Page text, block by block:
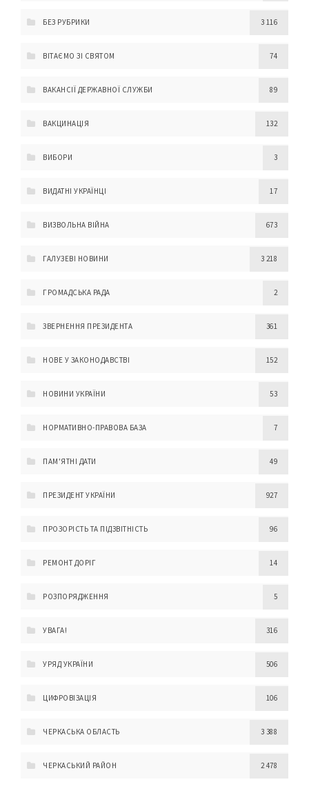
БЕЗ РУБРИКИ 3 116
ВІТАЄМО ЗІ СВЯТОМ 74
ВАКАНСІЇ ДЕРЖАВНОЇ СЛУЖБИ 89
ВАКЦИНАЦІЯ 132
ВИБОРИ 3
ВИДАТНІ УКРАЇНЦІ 17
ВИЗВОЛЬНА ВІЙНА 673
ГАЛУЗЕВІ НОВИНИ 3 218
ГРОМАДСЬКА РАДА 2
ЗВЕРНЕННЯ ПРЕЗИДЕНТА 361
НОВЕ У ЗАКОНОДАВСТВІ 152
НОВИНИ УКРАЇНИ 53
НОРМАТИВНО-ПРАВОВА БАЗА 7
ПАМ'ЯТНІ ДАТИ 49
ПРЕЗИДЕНТ УКРАЇНИ 927
ПРОЗОРІСТЬ ТА ПІДЗВІТНІСТЬ 96
РЕМОНТ ДОРІГ 14
РОЗПОРЯДЖЕННЯ 5
УВАГА! 316
УРЯД УКРАЇНИ 506
ЦИФРОВІЗАЦІЯ 106
ЧЕРКАСЬКА ОБЛАСТЬ 3 388
ЧЕРКАСЬКИЙ РАЙОН 2 478